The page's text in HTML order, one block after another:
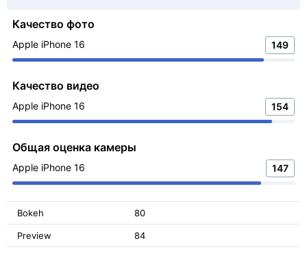
Качество фото
Apple iPhone 16 149
Качество видео
Apple iPhone 16 154
Общая оценка камеры
Apple iPhone 16 147
Bokeh 80
Preview 84